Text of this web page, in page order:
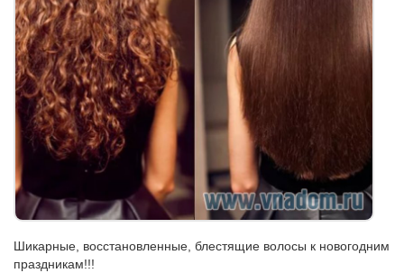
Шикарные, восстановленные, блестящие волосы к новогодним
праздникам!!!